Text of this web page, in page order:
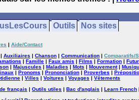
Outils Nos sites
| Aide/Contact
| Auxiliaires | Chanson | Communication | Comparatifs/
| Famille | Faux amis | Films | Formation | Futur
| Majuscules | Maladies | Mots | Mouvement|
| Pronoms | Prononciation | Proverbes |
| Villes | Voitures | Voyages | Vêtements
français | Outils utiles | Bac d'anglais | Learn French |